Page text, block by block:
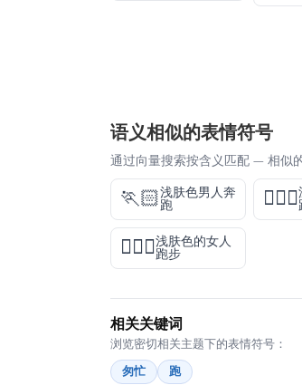
语义相似的表情符号
通过向量搜索按含义匹配 — 相似
🏃🏻浅肤色男人奔
跑
🏃🏿‍♂️
🏃🏻‍♀️浅肤色的女人
跑步
相关关键词
浏览密切相关主题下的表情符号：
匆忙
跑